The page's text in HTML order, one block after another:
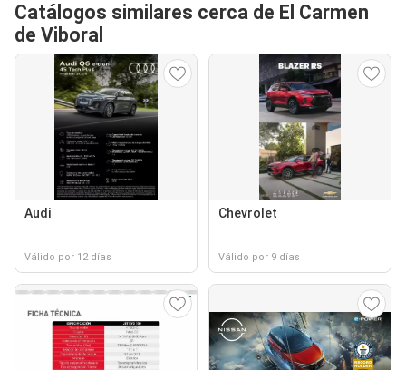
Catálogos similares cerca de El Carmen
de Viboral
Audi
Válido por 12 días
Chevrolet
Válido por 9 días